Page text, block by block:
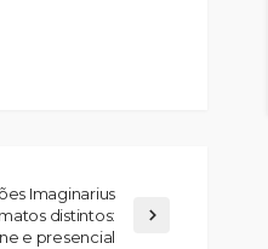
Imaginarius
distintos:
e presencial